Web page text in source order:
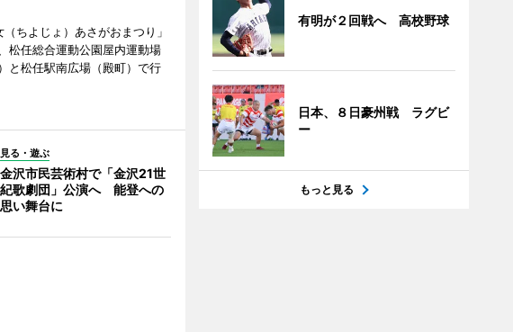
ちよじょ）あさがおまつり」
松任総合運動公園屋内運動場
と松任駅南広場（殿町）で行
見る・遊ぶ
金沢市民芸術村で「金沢21世
紀歌劇団」公演へ 能登への
思い舞台に
有明が２回戦へ 高校野球
日本、８日豪州戦 ラグビ
ー
もっと見る